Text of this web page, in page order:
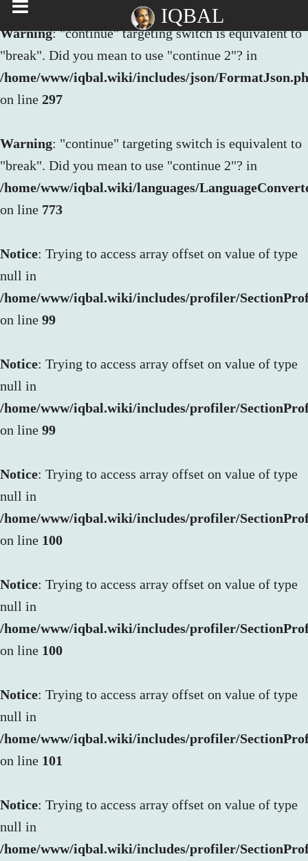
Warning: "continue" targeting switch is equivalent to
"break". Did you mean to use "continue 2"? in
/home/www/iqbal.wiki/includes/json/
on line 297
Warning: "continue" targeting switch is equivalent to
"break". Did you mean to use "continue 2"? in
/home/www/iqbal.wiki/languages/
on line 773
Notice: Trying to access array offset on value of type
null in
/home/www/iqbal.wiki/includes/profiler/
on line 99
Notice: Trying to access array offset on value of type
null in
/home/www/iqbal.wiki/includes/profiler/
on line 99
Notice: Trying to access array offset on value of type
null in
/home/www/iqbal.wiki/includes/profiler/
on line 100
Notice: Trying to access array offset on value of type
null in
/home/www/iqbal.wiki/includes/profiler/
on line 100
Notice: Trying to access array offset on value of type
null in
/home/www/iqbal.wiki/includes/profiler/
on line 101
Notice: Trying to access array offset on value of type
null in
/home/www/iqbal.wiki/includes/profiler/
IQBAL